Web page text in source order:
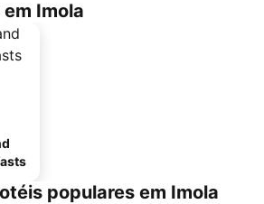
Imola
populares em Imola